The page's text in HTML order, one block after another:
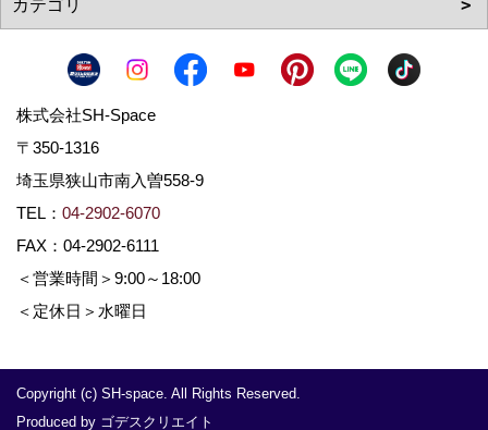
皆さんこの作業が1番盛り上がっていて楽しそうでした！
株式会社SH-Space
〒350-1316
埼玉県狭山市南入曽558-9
TEL： 04-2902-6070
FAX：04-2902-6111
＜営業時間＞9:00～18:00
＜定休日＞水曜日
Copyright (c) SH-space. All Rights Reserved.
Produced by ゴデスクリエイト